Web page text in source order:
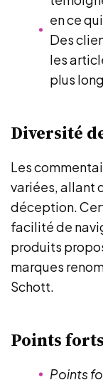
en ce
Des
les
plus
Diversité
Les
variées, allant
déception.
facilité de
produits
marques
Schott.
Points
Points